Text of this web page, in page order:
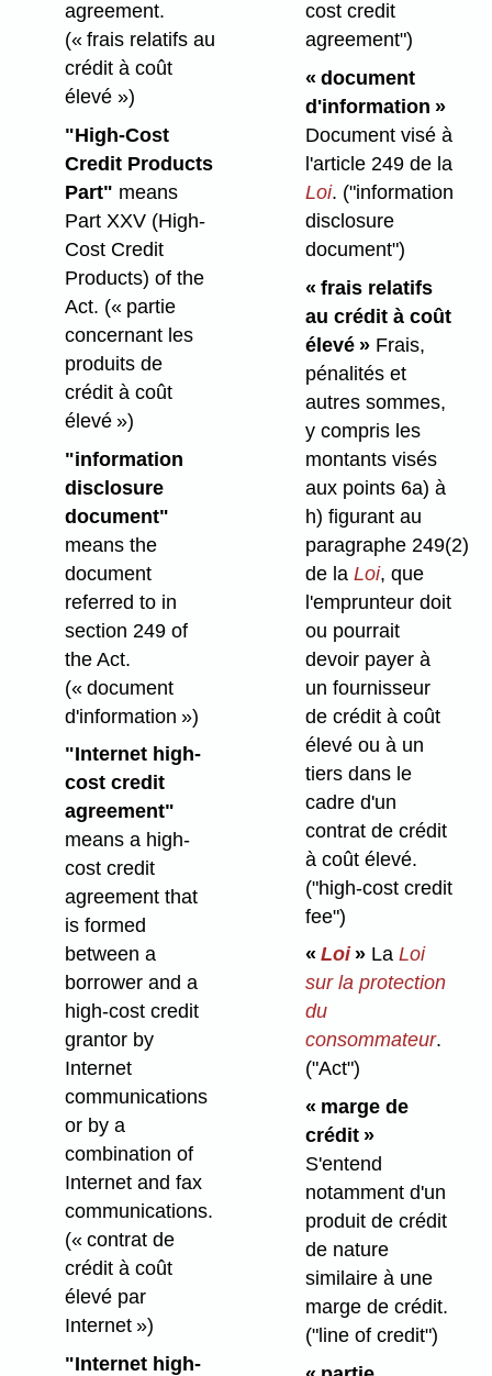
agreement.
(« frais relatifs au
crédit à coût
élevé »)
"High-Cost
Credit Products
Part" means
Part XXV (High-
Cost Credit
Products) of the
Act. (« partie
concernant les
produits de
crédit à coût
élevé »)
"information
disclosure
document"
means the
document
referred to in
section 249 of
the Act.
(« document
d'information »)
"Internet high-
cost credit
agreement"
means a high-
cost credit
agreement that
is formed
between a
borrower and a
high-cost credit
grantor by
Internet
communications
or by a
combination of
Internet and fax
communications.
(« contrat de
crédit à coût
élevé par
Internet »)
"Internet high-
cost credit
agreement")
« document
d'information »
Document visé à
l'article 249 de la
Loi. ("information
disclosure
document")
« frais relatifs
au crédit à coût
élevé »Frais,
pénalités et
autres sommes,
y compris les
montants visés
aux points 6a) à
h) figurant au
paragraphe 249(2)
de la Loi, que
l'emprunteur doit
ou pourrait
devoir payer à
un fournisseur
de crédit à coût
élevé ou à un
tiers dans le
cadre d'un
contrat de crédit
à coût élevé.
("high-cost credit
fee")
« Loi»La Loi
sur la protection
du
consommateur.
("Act")
« marge de
crédit »
S'entend
notamment d'un
produit de crédit
de nature
similaire à une
marge de crédit.
("line of credit")